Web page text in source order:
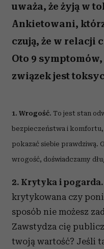
uważa, że żyją w
Ankietowani,
czują, że w relacji
Oto 9
związek jest
1. Wrogość. To jest stan
bezpieczeństwa i
pokazać siebie prawdziwą.
wrogość, doświadczamy
2. Krytyka i pogarda.
krytykowana czy
sposób nie możesz
Zawstydza cię
twoją wartość? Jeśli